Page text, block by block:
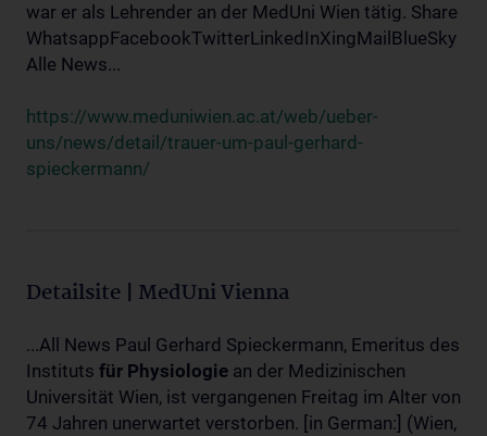
war er als Lehrender an der MedUni Wien tätig. Share
WhatsappFacebookTwitterLinkedInXingMailBlueSky
Alle News...
https://www.meduniwien.ac.at/web/ueber-
uns/news/detail/trauer-um-paul-gerhard-
spieckermann/
Detailsite | MedUni Vienna
...All News Paul Gerhard Spieckermann, Emeritus des
Instituts für Physiologie an der Medizinischen
Universität Wien, ist vergangenen Freitag im Alter von
74 Jahren unerwartet verstorben. [in German:] (Wien,